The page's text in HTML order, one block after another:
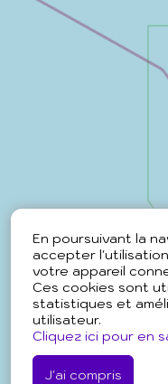
En poursuivant la
accepter
votre appareil
Ces cookies sont
statistiques et
utilisateur.
Cliquez ici pour en
J'ai compris